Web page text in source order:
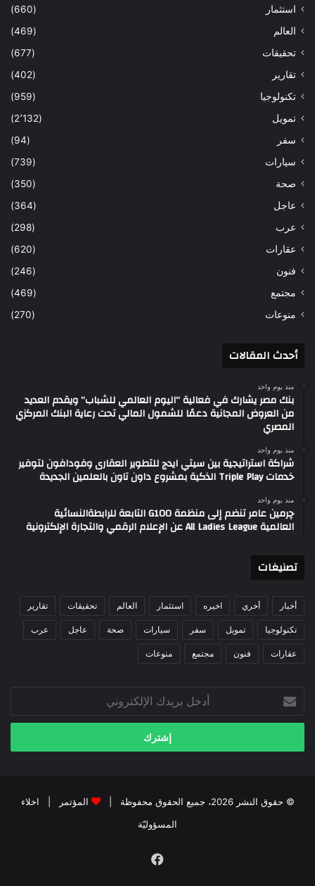
استثمار
(660)
العالم
(469)
تحقيقات
(677)
تقارير
(402)
تكنولوجيا
(959)
تمويل
(2٬132)
سفر
(94)
سيارات
(739)
صحة
(350)
عاجل
(364)
عرب
(298)
عقارات
(620)
فنون
(246)
مجتمع
(469)
منوعات
(270)
أحدث المقالات
منذ يوم واحد
بنك مصر يشارك في فعالية “اليوم العالمي للشباب” ويقدم العديد
من العروض المجانية دعمًا للشمول المالي تحت رعاية البنك المركزي
المصري
منذ يوم واحد
شراكة استراتيجية بين سيتي ايدج للتطوير العقارى وفودافون لتوفير
خدمات Triple Play الذكية بمشروع داون تاون بالعلمين الجديدة
منذ يوم واحد
چرمين عامر تنضم إلى منظمة G100 التابعة للرابطةالنسائية
العالمية All Ladies League عن الإعلام الرقمي والتجارة الإلكترونية
تصنيغات
أخبار أخري اخيره استثمار العالم تحقيقات تقارير
تكنولوجيا تمويل سفر سيارات صحة عاجل عرب
عقارات فنون مجتمع منوعات
بريدك
الإلكتروني
© حقوق النشر 2026، جميع الحقوق محفوظة | المؤتمر
اخلاء
المسؤوليّة
فيسبوك